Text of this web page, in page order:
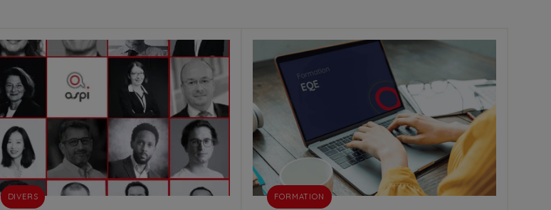
DIVERS FORMATION